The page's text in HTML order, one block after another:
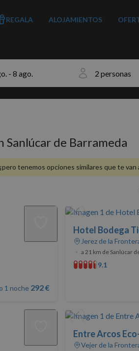
REGALA ALOJAMIENTOS
Sanlúcar de Barrameda
tenemos opciones similares que te van
1 noche 292 €
Hotel Bodega
Jerez de la
a 21 km de Sanlúcar
9.1
Entre Arcos
Vejer de la